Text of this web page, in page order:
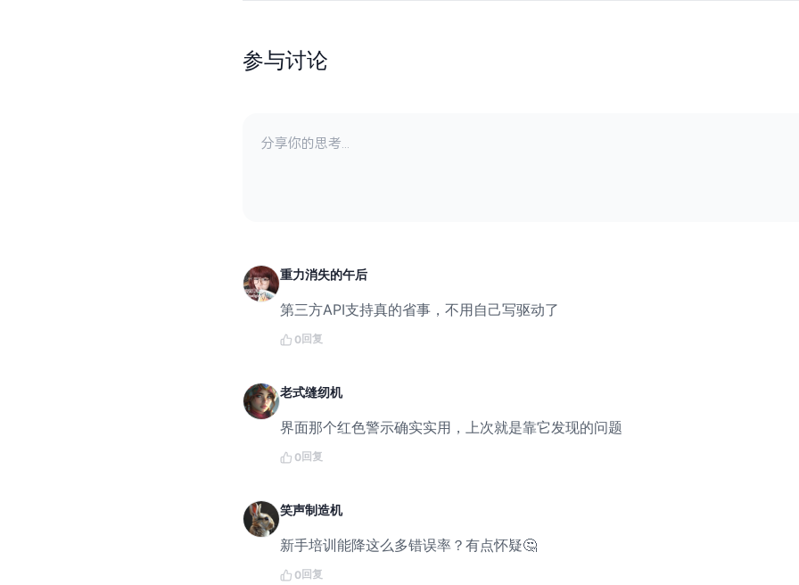
参与讨论
重力消失的午后
第三方API支持真的省事，不用自己写驱动了
0回复
老式缝纫机
界面那个红色警示确实实用，上次就是靠它发现的问题
0回复
笑声制造机
新手培训能降这么多错误率？有点怀疑🤔
0回复